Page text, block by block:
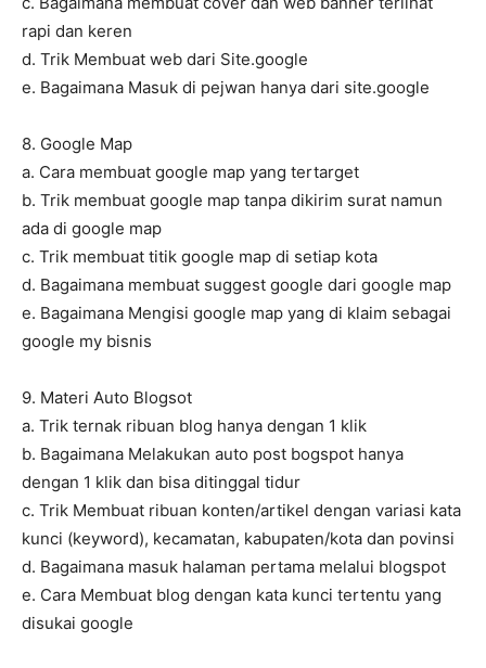
rapi dan keren
d. Trik Membuat web dari Site.google
e. Bagaimana Masuk di pejwan hanya dari site.google
8. Google Map
a. Cara membuat google map yang tertarget
b. Trik membuat google map tanpa dikirim surat namun
ada di google map
c. Trik membuat titik google map di setiap kota
d. Bagaimana membuat suggest google dari google map
e. Bagaimana Mengisi google map yang di klaim sebagai
google my bisnis
9. Materi Auto Blogsot
a. Trik ternak ribuan blog hanya dengan 1 klik
b. Bagaimana Melakukan auto post bogspot hanya
dengan 1 klik dan bisa ditinggal tidur
c. Trik Membuat ribuan konten/artikel dengan variasi kata
kunci (keyword), kecamatan, kabupaten/kota dan povinsi
d. Bagaimana masuk halaman pertama melalui blogspot
e. Cara Membuat blog dengan kata kunci tertentu yang
disukai google